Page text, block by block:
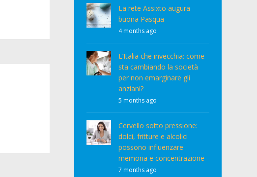
La rete Assixto augura
buona Pasqua
4 months ago
L’Italia che invecchia: come
sta cambiando la società
per non emarginare gli
anziani?
5 months ago
Cervello sotto pressione:
dolci, fritture e alcolici
possono influenzare
memoria e concentrazione
7 months ago